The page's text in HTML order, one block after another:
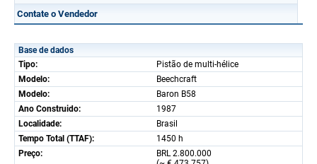
Contate o Vendedor
Base de dados
Tipo:
Pistão de multi-hélice
Modelo:
Beechcraft
Modelo:
Baron B58
Ano Construido:
1987
Localidade:
Brasil
Tempo Total (TTAF):
1450 h
Preço:
BRL 2.800.000